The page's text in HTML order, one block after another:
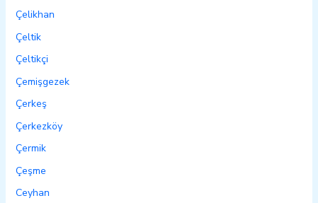
Çelikhan
Çeltik
Çeltikçi
Çemişgezek
Çerkeş
Çerkezköy
Çermik
Çeşme
Ceyhan